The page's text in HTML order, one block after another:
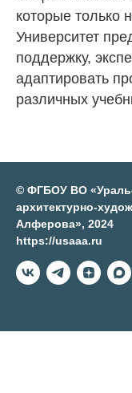
которые только
Университет
поддержку,
адаптировать
различных
© ФГБОУ ВО
архитектурно-
Алферова», 2024
https://usaaa.ru